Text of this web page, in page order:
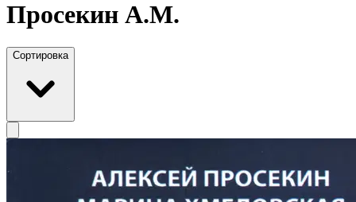
Просекин А.М.
Сортировка